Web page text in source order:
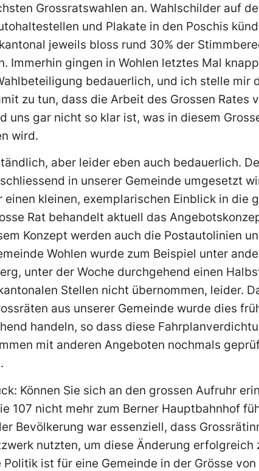
Grossratswahlen an. Wahlschilder auf
und Plakate in den Poschis
jeweils bloss rund 30% der
Immerhin gingen in Wohlen letztes Mal
bedauerlich, und ich stelle mir
zu tun, dass die Arbeit des Grossen Rates
uns gar nicht so klar ist, was in diesem
wird.
aber leider eben auch bedauerlich.
in unserer Gemeinde umgesetzt
einen kleinen, exemplarischen Einblick in die
Rat behandelt aktuell das
Konzept werden auch die Postautolinien
Wohlen wurde zum Beispiel unter
unter der Woche durchgehend einen
Stellen nicht übernommen, leider.
aus unserer Gemeinde wurde dies
handeln, so dass diese
mit anderen Angeboten nochmals
Können Sie sich an den grossen Aufruhr
107 nicht mehr zum Berner Hauptbahnhof
Bevölkerung war essenziell, dass
nutzten, um diese Änderung erfolgreich
ist für eine Gemeinde in der Grösse